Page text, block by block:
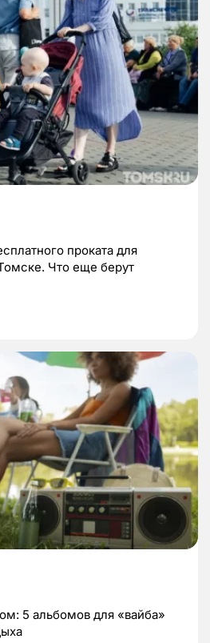
проката для
Что еще берут
5 альбомов для «вайба»